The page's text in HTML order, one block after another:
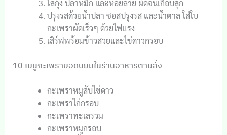
ใส่กุ้ง ปลาหมึก และหอยลาย ผัดจนเกือบสุก
ปรุงรสด้วยน้ำปลา ซอสปรุงรส และน้ำตาล ใส่ใบ
กะเพราผัดเร็วๆ ด้วยไฟแรง
เสิร์ฟพร้อมข้าวสวยและไข่ดาวกรอบ
10 เมนูกะเพรายอดนิยมในร้านอาหารตามสั่ง
กะเพราหมูสับไข่ดาว
กะเพราไก่กรอบ
กะเพราทะเลรวม
กะเพราหมูกรอบ